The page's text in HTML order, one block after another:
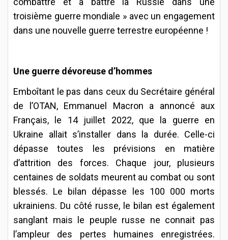
troisième guerre mondiale » avec un engagement
dans une nouvelle guerre terrestre européenne !
Une guerre dévoreuse d’hommes
Emboîtant le pas dans ceux du Secrétaire général
de l’OTAN, Emmanuel Macron a annoncé aux
Français, le 14 juillet 2022, que la guerre en
Ukraine allait s’installer dans la durée. Celle-ci
dépasse toutes les prévisions en matière
d’attrition des forces. Chaque jour, plusieurs
centaines de soldats meurent au combat ou sont
blessés. Le bilan dépasse les 100 000 morts
ukrainiens. Du côté russe, le bilan est également
sanglant mais le peuple russe ne connait pas
l’ampleur des pertes humaines enregistrées.